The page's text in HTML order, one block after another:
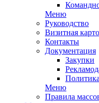
Меню
Руководство
Визитная
Контакты
Документация
Закупки
Меню
Правила